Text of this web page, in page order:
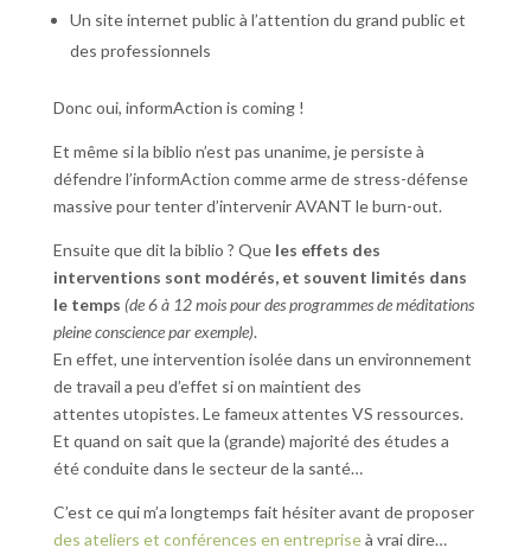
Un site internet public à l’attention du grand public et
des professionnels
Donc oui, informAction is coming !
Et même si la biblio n’est pas unanime, je persiste à
défendre l’informAction comme arme de stress-défense
massive pour tenter d’intervenir AVANT le burn-out.
Ensuite que dit la biblio ? Queles effets des
interventions sont modérés, et souvent limités dans
le temps (de 6 à 12 mois pour des programmes de méditations
pleine conscience par exemple).
En effet, une intervention isolée dans un environnement
de travail a peu d’effet si on maintient des
attentes utopistes. Le fameux attentes VS ressources.
Et quand on sait que la (grande) majorité des études a
été conduite dans le secteur de la santé…
C’est ce qui m’a longtemps fait hésiter avant de proposer
des ateliers et conférences en entrepriseà vrai dire…